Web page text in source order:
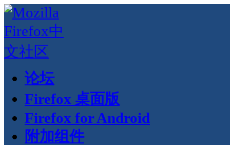
论坛
Firefox 桌面版
Firefox for Android
附加组件